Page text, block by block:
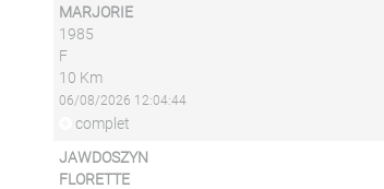
MARJORIE
1985
F
10 Km
06/08/2026 12:04:44
complet
JAWDOSZYN
FLORETTE